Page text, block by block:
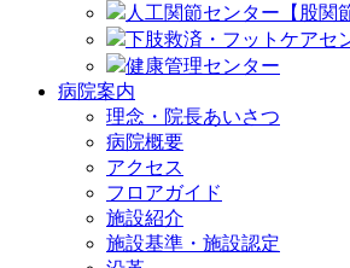
人工関節センター【股関
下肢救済・フットケアセ
健康管理センター
病院案内
理念・院長あいさつ
病院概要
アクセス
フロアガイド
施設紹介
施設基準・施設認定